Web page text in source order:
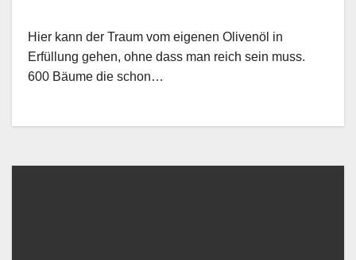
Hier kann der Traum vom eigenen Olivenöl in
Erfüllung gehen, ohne dass man reich sein muss.
600 Bäume die schon…